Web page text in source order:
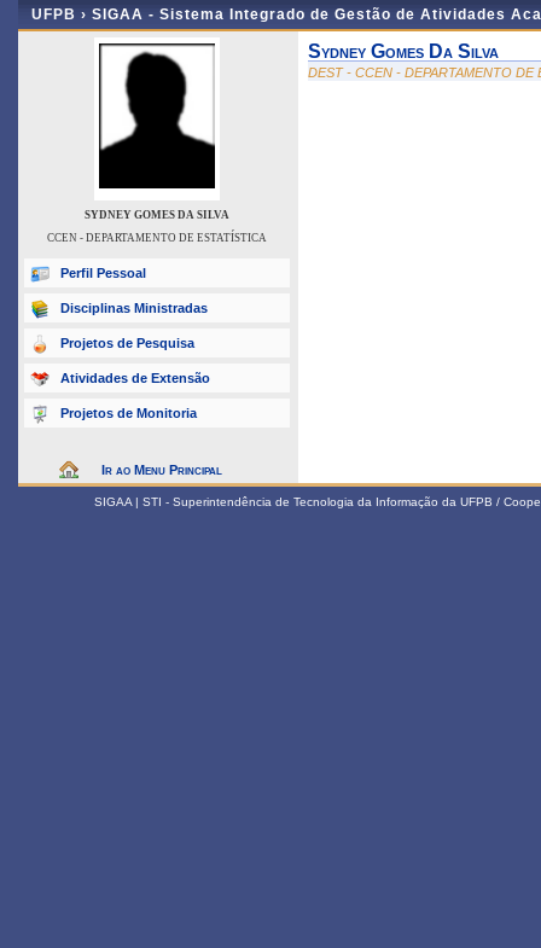
UFPB › SIGAA - Sistema Integrado de Gestão de Atividades
SYDNEY GOMES DA SILVA
CCEN - DEPARTAMENTO DE ESTATÍSTICA
Perfil Pessoal
Disciplinas Ministradas
Projetos de Pesquisa
Atividades de Extensão
Projetos de Monitoria
Ir ao Menu Principal
Sydney Gomes Da Silva
DEST - CCEN - DEPARTAMENTO DE
SIGAA | STI - Superintendência de Tecnologia da Informação da UFPB /